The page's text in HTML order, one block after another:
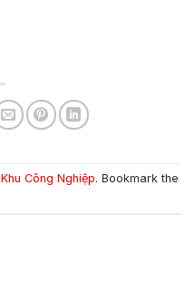
Khu Công Nghiệp. Bookmark the